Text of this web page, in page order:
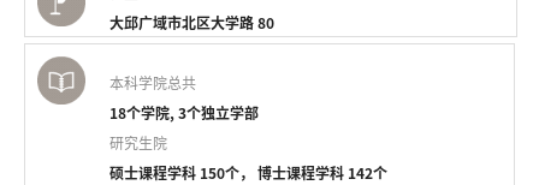
大邱广域市北区大学路 80
本科学院总共
18个学院, 3个独立学部
研究生院
硕士课程学科 150个， 博士课程学科 142个